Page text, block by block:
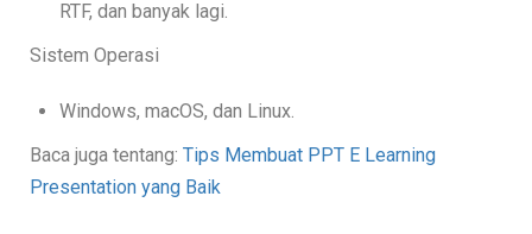
RTF, dan banyak lagi.
Sistem Operasi
Windows, macOS, dan Linux.
Baca juga tentang: Tips Membuat PPT E Learning
Presentation yang Baik